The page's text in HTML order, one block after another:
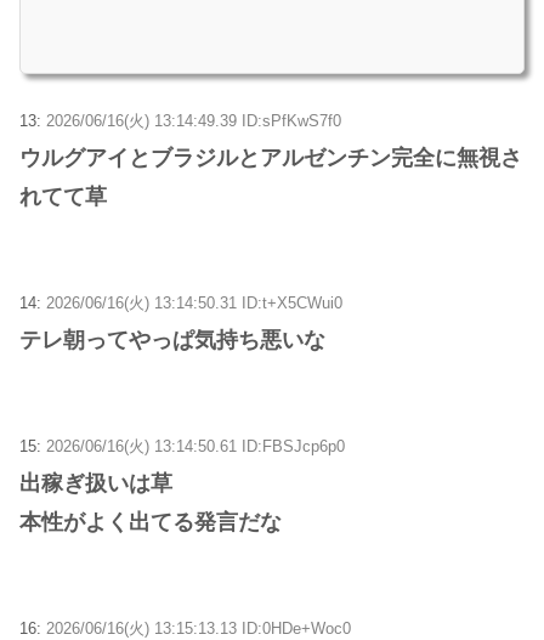
13: 2026/06/16(火) 13:14:49.39 ID:sPfKwS7f0
ウルグアイとブラジルとアルゼンチン完全に無視さ
れてて草
14: 2026/06/16(火) 13:14:50.31 ID:t+X5CWui0
テレ朝ってやっぱ気持ち悪いな
15: 2026/06/16(火) 13:14:50.61 ID:FBSJcp6p0
出稼ぎ扱いは草
本性がよく出てる発言だな
16: 2026/06/16(火) 13:15:13.13 ID:0HDe+Woc0